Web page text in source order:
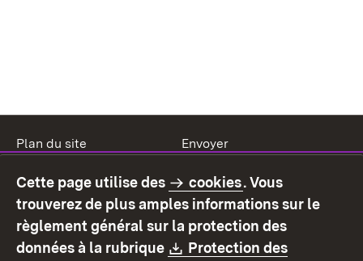
Plan du site
Envoyer
Mode d'emploi
Déclaration sur
l'accessibilité
Contact
Signaler un lien brisé
Cette page utilise des cookies. Vous
trouverez de plus amples informations sur le
règlement général sur la protection des
données à la rubrique
Download:
Protection des